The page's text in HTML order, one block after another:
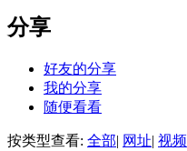
分享
好友的分享
我的分享
随便看看
按类型查看: 全部| 网址| 视频